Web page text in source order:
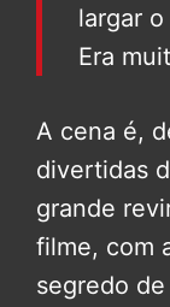
largar
Era
A cena é,
divertidas
grande
filme, com
segredo